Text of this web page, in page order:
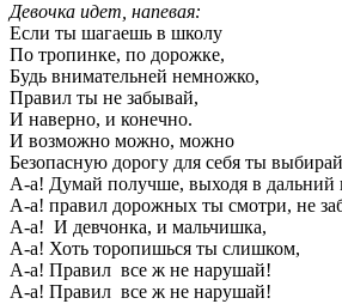
Девочка идет, напевая:
Если ты шагаешь в школу
По тропинке, по дорожке,
Будь внимательней немножко,
Правил ты не забывай,
И наверно, и конечно.
И возможно можно, можно
Безопасную дорогу для себя ты
А-а! Думай получше, выходя в дальний
А-а! правил дорожных ты смотри, не
А-а! И девчонка, и мальчишка,
А-а! Хоть торопишься ты слишком,
А-а! Правил все ж не нарушай!
А-а! Правил все ж не нарушай!